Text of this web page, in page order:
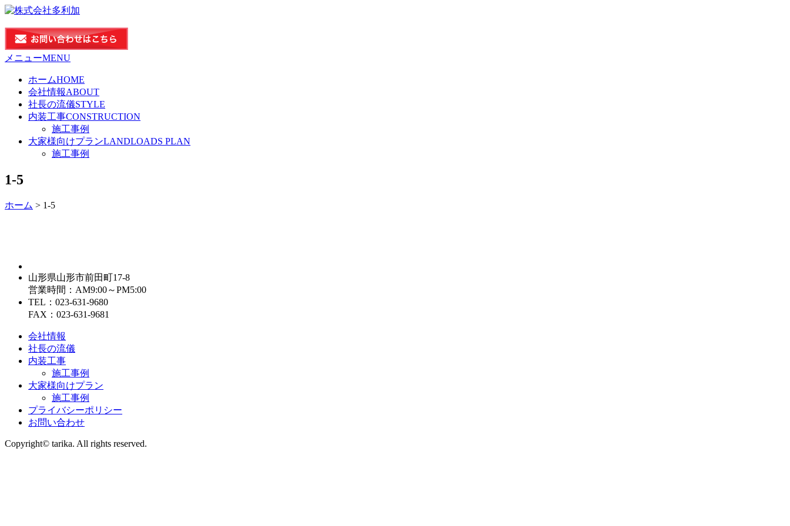
メニューMENU
ホームHOME
会社情報ABOUT
社長の流儀STYLE
内装工事CONSTRUCTION
施工事例
大家様向けプランLANDLOADS PLAN
施工事例
1-5
ホーム > 1-5
山形県山形市前田町17-8
営業時間：AM9:00～PM5:00
TEL：023-631-9680
FAX：023-631-9681
会社情報
社長の流儀
内装工事
施工事例
大家様向けプラン
施工事例
プライバシーポリシー
お問い合わせ
Copyright© tarika. All rights reserved.